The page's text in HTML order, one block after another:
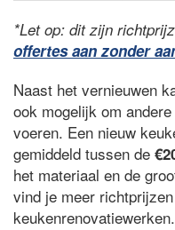
*Let op: dit zijn
offertes aan zonder
Naast het vernieuwen
ook mogelijk om
voeren. Een nieuw
gemiddeld tussen de
het materiaal en de
vind je meer
keukenrenovatiewerken.